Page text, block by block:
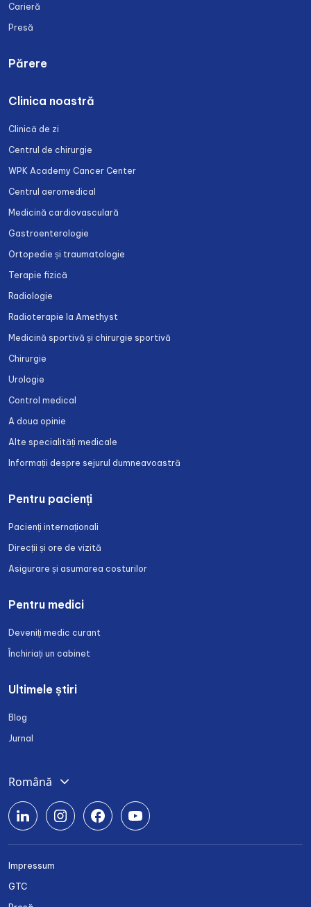
Carieră
Presă
Părere
Clinica noastră
Clinică de zi
Centrul de chirurgie
WPK Academy Cancer Center
Centrul aeromedical
Medicină cardiovasculară
Gastroenterologie
Ortopedie și traumatologie
Terapie fizică
Radiologie
Radioterapie la Amethyst
Medicină sportivă și chirurgie sportivă
Chirurgie
Urologie
Control medical
A doua opinie
Alte specialități medicale
Informații despre sejurul dumneavoastră
Pentru pacienți
Pacienți internaționali
Direcții și ore de vizită
Asigurare și asumarea costurilor
Pentru medici
Deveniți medic curant
Închiriați un cabinet
Ultimele știri
Blog
Jurnal
Română
Deutsch
English
Български
Українська
Impressum
GTC